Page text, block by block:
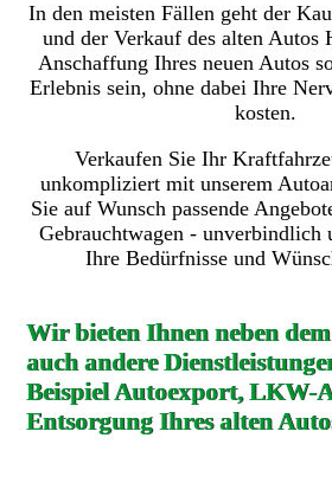
In den meisten Fällen geht der
und der Verkauf des alten Autos
Anschaffung Ihres neuen Autos
Erlebnis sein, ohne dabei Ihre
kosten.
Verkaufen Sie Ihr
unkompliziert mit unserem
Sie auf Wunsch passende
Gebrauchtwagen -
Ihre Bedürfnisse und
Wir bieten Ihnen neben
auch andere
Beispiel Autoexport, LKW-
Entsorgung Ihres alten